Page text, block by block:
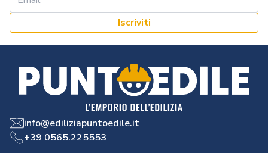
Iscriviti
info@ediliziapuntoedile.it
+39 0565.225553